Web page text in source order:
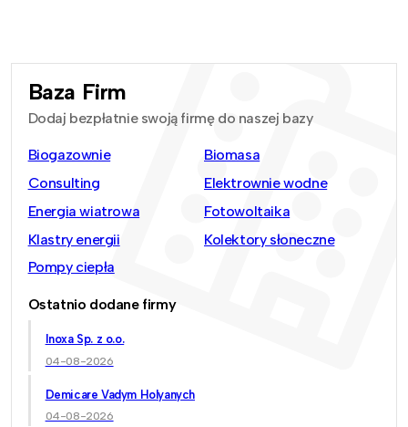
Baza Firm
Dodaj bezpłatnie swoją firmę do naszej bazy
Biogazownie
Biomasa
Consulting
Elektrownie wodne
Energia wiatrowa
Fotowoltaika
Klastry energii
Kolektory słoneczne
Pompy ciepła
Ostatnio dodane firmy
Inoxa Sp. z o.o.
04-08-2026
Demicare Vadym Holyanych
04-08-2026